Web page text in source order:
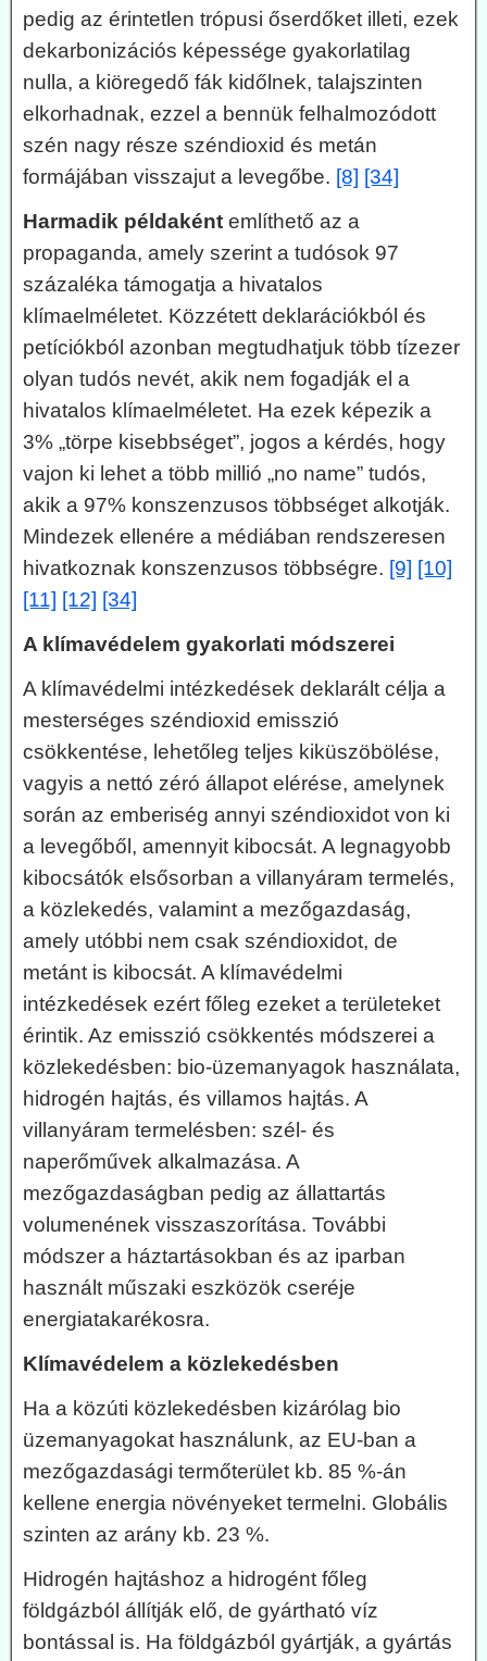
pedig az érintetlen trópusi őserdőket illeti, ezek
dekarbonizációs képessége gyakorlatilag
nulla, a kiöregedő fák kidőlnek, talajszinten
elkorhadnak, ezzel a bennük felhalmozódott
szén nagy része széndioxid és metán
formájában visszajut a levegőbe. [8] [34]
Harmadik példaként említhető az a
propaganda, amely szerint a tudósok 97
százaléka támogatja a hivatalos
klímaelméletet. Közzétett deklarációkból és
petíciókból azonban megtudhatjuk több tízezer
olyan tudós nevét, akik nem fogadják el a
hivatalos klímaelméletet. Ha ezek képezik a
3% „törpe kisebbséget”, jogos a kérdés, hogy
vajon ki lehet a több millió „no name” tudós,
akik a 97% konszenzusos többséget alkotják.
Mindezek ellenére a médiában rendszeresen
hivatkoznak konszenzusos többségre. [9] [10]
[11] [12] [34]
A klímavédelem gyakorlati módszerei
A klímavédelmi intézkedések deklarált célja a
mesterséges széndioxid emisszió
csökkentése, lehetőleg teljes kiküszöbölése,
vagyis a nettó zéró állapot elérése, amelynek
során az emberiség annyi széndioxidot von ki
a levegőből, amennyit kibocsát. A legnagyobb
kibocsátók elsősorban a villanyáram termelés,
a közlekedés, valamint a mezőgazdaság,
amely utóbbi nem csak széndioxidot, de
metánt is kibocsát. A klímavédelmi
intézkedések ezért főleg ezeket a területeket
érintik. Az emisszió csökkentés módszerei a
közlekedésben: bio-üzemanyagok használata,
hidrogén hajtás, és villamos hajtás. A
villanyáram termelésben: szél- és
naperőművek alkalmazása. A
mezőgazdaságban pedig az állattartás
volumenének visszaszorítása. További
módszer a háztartásokban és az iparban
használt műszaki eszközök cseréje
energiatakarékosra.
Klímavédelem a közlekedésben
Ha a közúti közlekedésben kizárólag bio
üzemanyagokat használunk, az EU-ban a
mezőgazdasági termőterület kb. 85 %-án
kellene energia növényeket termelni. Globális
szinten az arány kb. 23 %.
Hidrogén hajtáshoz a hidrogént főleg
földgázból állítják elő, de gyártható víz
bontással is. Ha földgázból gyártják, a gyártás